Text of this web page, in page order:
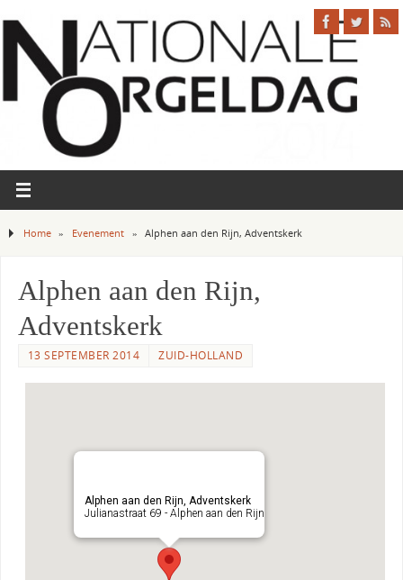
Home » Evenement » Alphen aan den Rijn, Adventskerk
Alphen aan den Rijn,
Adventskerk
13 SEPTEMBER 2014 ZUID-HOLLAND
Alphen aan den Rijn, Adventskerk
Julianastraat 69 - Alphen aan den Rijn